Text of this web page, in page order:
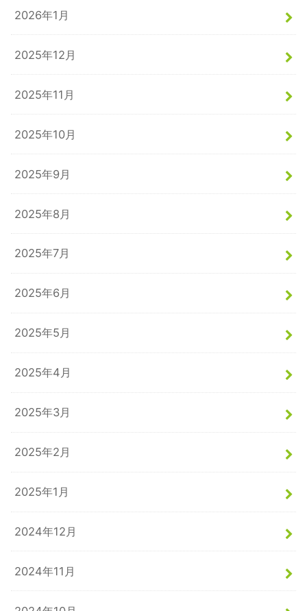
2026年1月
2025年12月
2025年11月
2025年10月
2025年9月
2025年8月
2025年7月
2025年6月
2025年5月
2025年4月
2025年3月
2025年2月
2025年1月
2024年12月
2024年11月